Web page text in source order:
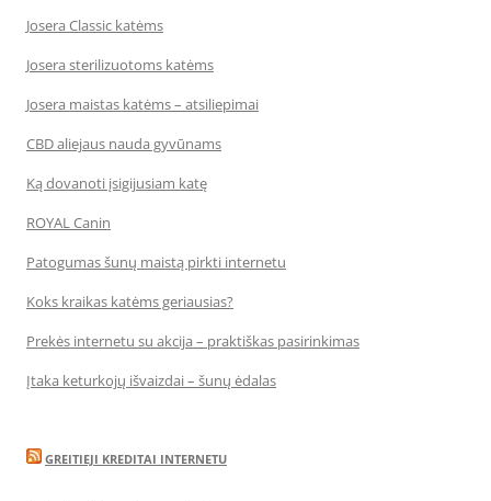
Josera Classic katėms
Josera sterilizuotoms katėms
Josera maistas katėms – atsiliepimai
CBD aliejaus nauda gyvūnams
Ką dovanoti įsigijusiam katę
ROYAL Canin
Patogumas šunų maistą pirkti internetu
Koks kraikas katėms geriausias?
Prekės internetu su akcija – praktiškas pasirinkimas
Įtaka keturkojų išvaizdai – šunų ėdalas
GREITIEJI KREDITAI INTERNETU